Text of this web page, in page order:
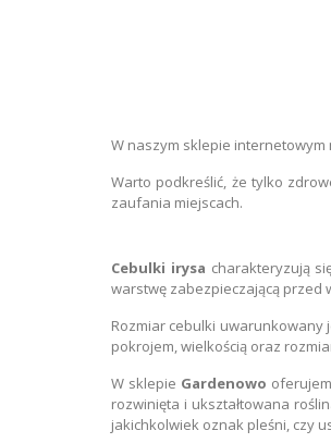
W naszym sklepie internetowym
Warto podkreślić, że tylko
zaufania miejscach.
Cebulki irysa charakteryzują
warstwę zabezpieczającą przed
Rozmiar cebulki uwarunkowany
pokrojem, wielkością oraz
W sklepie Gardenowo
rozwinięta i ukształtowana
jakichkolwiek oznak pleśni, czy